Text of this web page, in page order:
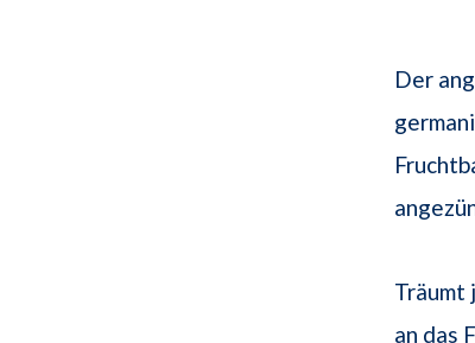
Der
Träumt
an das